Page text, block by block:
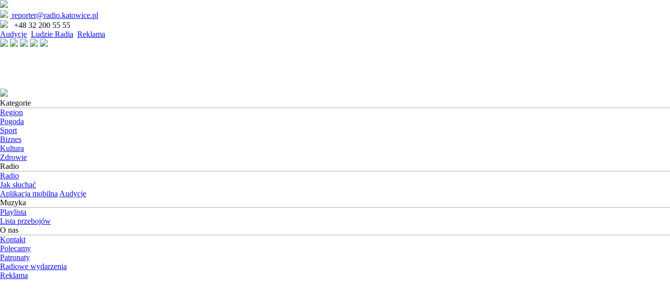
reporter@radio.katowice.pl
+48 32 200 55 55
Audycje Ludzie Radia Reklama
Kategorie
Region
Pogoda
Sport
Biznes
Kultura
Zdrowie
Radio
Radio
Jak słuchać
Aplikacja mobilna Audycje
Muzyka
Playlista
Lista przebojów
O nas
Kontakt
Polecamy
Patronaty
Radiowe wydarzenia
Reklama